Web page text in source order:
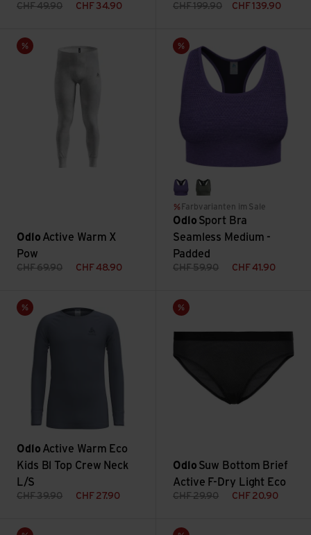
CHF49.90 CHF 34.90 CHF199.90 CHF 139.90
Sale
Odlo Active Warm X
Pow
CHF69.90 CHF 48.90
Active Warm X Pow ansehen
Sale
afterparty melange
shadow melange
Farbvarianten im Sale
Odlo Sport Bra
Seamless Medium -
Padded
CHF59.90 CHF 41.90
Sport Bra Seamless Medium -
Sale
Odlo Active Warm Eco
Kids Bl Top Crew Neck
L/S
CHF39.90 CHF 27.90
Active Warm Eco Kids Bl Top Crew Neck L/S ansehen
Sale
Odlo Suw Bottom Brief
Active F-Dry Light Eco
CHF29.90 CHF 20.90
Suw Bottom Brief Active F-
Active Warm Eco Kids Bl Bottom Long ansehen
Vest Air Cocoon ansehen